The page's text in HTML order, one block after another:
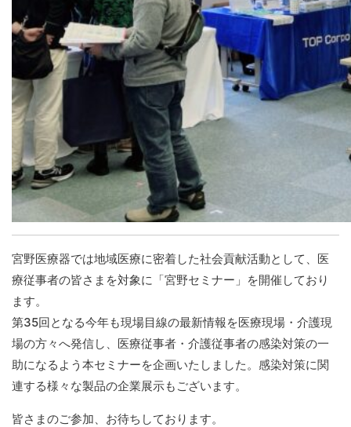
宮野医療器では地域医療に密着した社会貢献活動として、医
療従事者の皆さまを対象に「宮野セミナー」を開催しており
ます。
第35回となる今年も現場目線の最新情報を医療現場・介護現
場の方々へ発信し、医療従事者・介護従事者の感染対策の一
助になるよう本セミナーを企画いたしました。感染対策に関
連する様々な製品の企業展示もございます。
皆さまのご参加、お待ちしております。